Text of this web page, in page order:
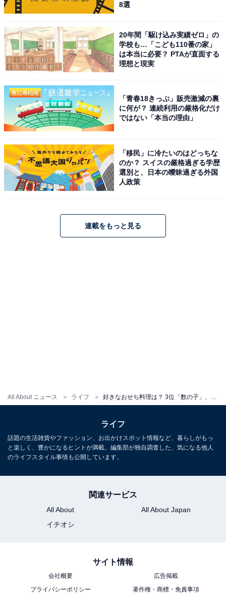
All About ニュース ライフ
1位は175票で「栗きんとん」
・ねっとりとした甘すぎないサツマイモに栗が美味しい
（50代 女性）
・おせちの時しか食べられなくて甘くておいしいから
（40代 女性）
・小さい頃から縁起物として食べてきていて、食べると
幸福が来るような気がするから（30代 女性）
甘露煮の栗にサツマイモや栗のあんを絡め、くちなしの
黄金色の華やかな見た目から金運や勝負運アップを願う
・お正月にしか食べられない手の込んだ甘い物がおいし
・黒豆はシンプルな料理ですが、豆本来のうまみをしっ
かり味わえるから（20代 男性）
とを思い出すから（40代 女性）
シンプルながら煮る時間、戻し時間、浸し時間と作るの
に数日かかる「黒豆」。「まめに暮らせるように」「ま
1位の栗きんとんとはまた違った素朴な甘さやつまみや
すさで「つい手が伸びてしまう」という意見が寄せられ
ました。
8選
20年間「駆け込み実績ゼロ」の
学校も…「こども110番の家」
は本当に必要？ PTAが直面する
理想と現実
「青春18きっぷ」販売激減の裏
に何が？ 連続利用の厳格化だけ
ではない「本当の理由」
「移民」に冷たいのはどっちな
のか？ スイスの厳格過ぎる学歴
選別と、日本の曖昧過ぎる外国
人政策
連載をもっと見る
ライフ
話題の生活雑貨やファッション、お出かけスポット情報など、暮らしがもっ
と楽しく、豊かになるヒントが満載。編集部が独自調査した、気になる他人
のライフスタイル事情も公開しています。
関連サービス
All About
All About Japan
イチオシ
サイト情報
会社概要
広告掲載
プライバシーポリシー
著作権・商標・免責事項